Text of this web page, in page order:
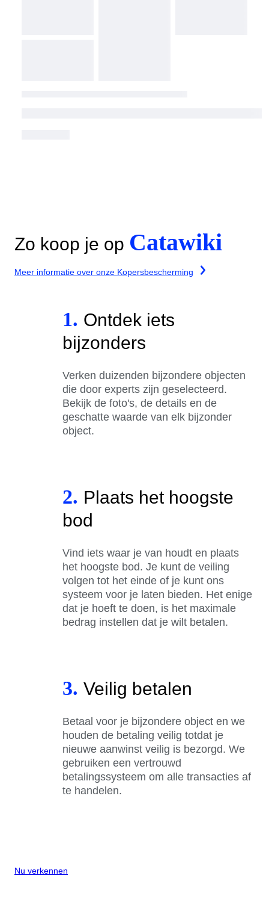
Zo koop je op Catawiki
Meer informatie over onze Kopersbescherming
1. Ontdek iets
bijzonders
Verken duizenden bijzondere objecten
die door experts zijn geselecteerd.
Bekijk de foto's, de details en de
geschatte waarde van elk bijzonder
object.
2. Plaats het hoogste
bod
Vind iets waar je van houdt en plaats
het hoogste bod. Je kunt de veiling
volgen tot het einde of je kunt ons
systeem voor je laten bieden. Het enige
dat je hoeft te doen, is het maximale
bedrag instellen dat je wilt betalen.
3. Veilig betalen
Betaal voor je bijzondere object en we
houden de betaling veilig totdat je
nieuwe aanwinst veilig is bezorgd. We
gebruiken een vertrouwd
betalingssysteem om alle transacties af
te handelen.
Nu verkennen